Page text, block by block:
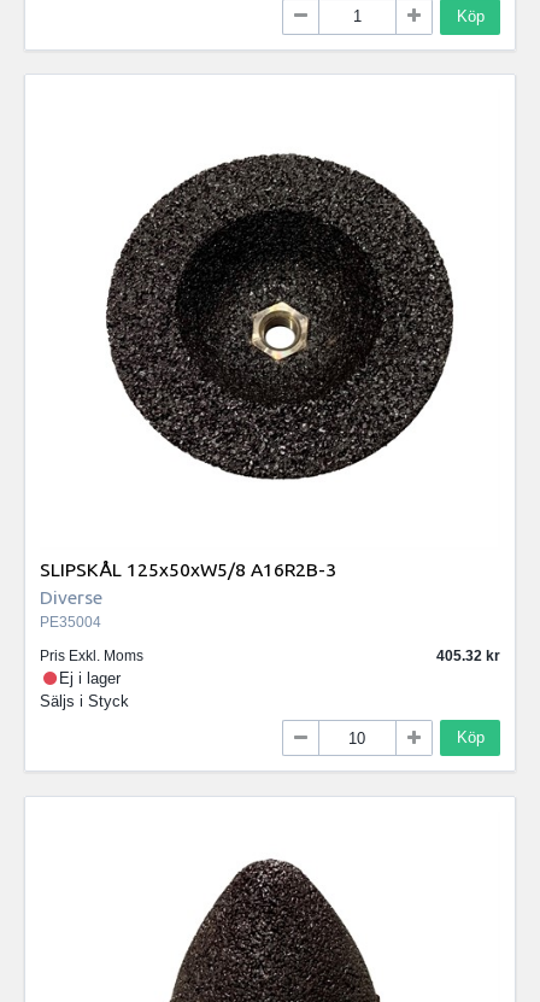
Köp
SLIPSKÅL 125x50xW5/8 A16R2B-3
Diverse
PE35004
Pris Exkl. Moms
405.32
Ej i lager
Säljs i Styck
Köp